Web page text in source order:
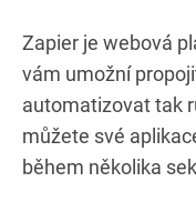
Zapier je webová
vám umožní
automatizovat tak
můžete své
během několika